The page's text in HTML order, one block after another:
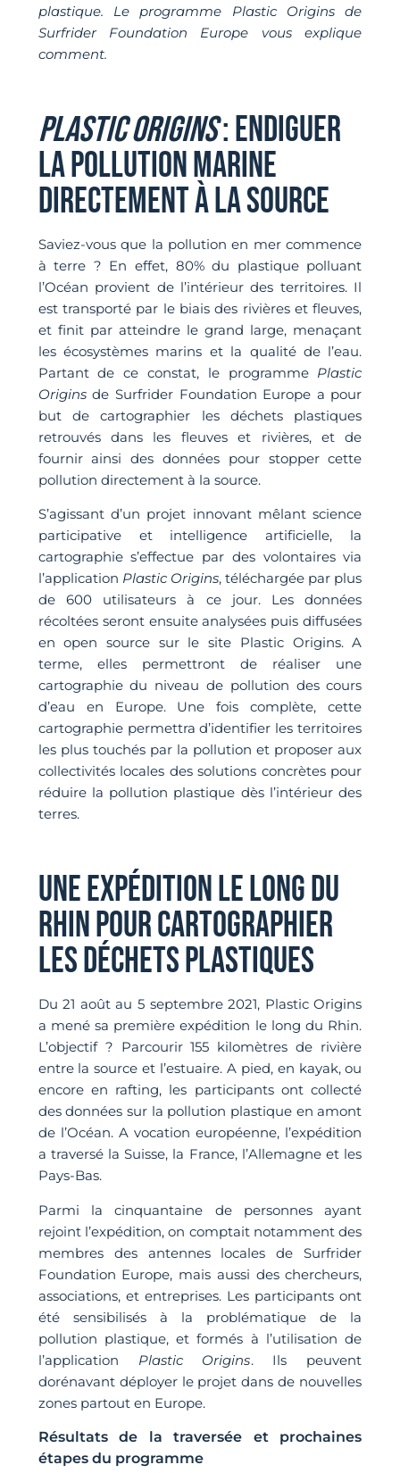
plastique. Le programme Plastic Origins de
Surfrider Foundation Europe vous explique
comment.
PLASTIC ORIGINS: ENDIGUER
LA POLLUTION MARINE
DIRECTEMENT À LA SOURCE
Saviez-vous que la pollution en mer commence
à terre ? En effet, 80% du plastique polluant
l’Océan provient de l’intérieur des territoires. Il
est transporté par le biais des rivières et fleuves,
et finit par atteindre le grand large, menaçant
les écosystèmes marins et la qualité de l’eau.
Partant de ce constat, le programme Plastic
Originsde Surfrider Foundation Europe a pour
but de cartographier les déchets plastiques
retrouvés dans les fleuves et rivières, et de
fournir ainsi des données pour stopper cette
pollution directement à la source.
S’agissant d’un projet innovant mêlant science
participative et intelligence artificielle, la
cartographie s’effectue par des volontaires via
l’application Plastic Origins, téléchargée par plus
de 600 utilisateurs à ce jour. Les données
récoltées seront ensuite analysées puis diffusées
en open source sur le site Plastic Origins. A
terme, elles permettront de réaliser une
cartographie du niveau de pollution des cours
d’eau en Europe. Une fois complète, cette
cartographie permettra d’identifier les territoires
les plus touchés par la pollution et proposer aux
collectivités locales des solutions concrètes pour
réduire la pollution plastique dès l’intérieur des
terres.
UNE EXPÉDITION LE LONG DU
RHIN POUR CARTOGRAPHIER
LES DÉCHETS PLASTIQUES
Du 21 août au 5 septembre 2021, Plastic Origins
a mené sa première expédition le long du Rhin.
L’objectif ? Parcourir 155 kilomètres de rivière
entre la source et l’estuaire. A pied, en kayak, ou
encore en rafting, les participants ont collecté
des données sur la pollution plastique en amont
de l’Océan. A vocation européenne, l’expédition
a traversé la Suisse, la France, l’Allemagne et les
Pays-Bas.
Parmi la cinquantaine de personnes ayant
rejoint l’expédition, on comptait notamment des
membres des antennes locales de Surfrider
Foundation Europe, mais aussi des chercheurs,
associations, et entreprises. Les participants ont
été sensibilisés à la problématique de la
pollution plastique, et formés à l’utilisation de
l’application Plastic Origins. Ils peuvent
dorénavant déployer le projet dans de nouvelles
zones partout en Europe.
Résultats de la traversée et prochaines
étapes du programme